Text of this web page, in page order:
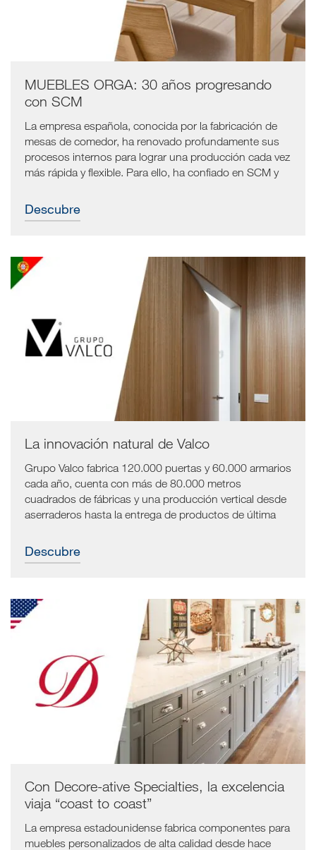
MUEBLES ORGA: 30 años progresando
con SCM
La empresa española, conocida por la fabricación de
mesas de comedor, ha renovado profundamente sus
procesos internos para lograr una producción cada vez
más rápida y flexible. Para ello, ha confiado en SCM y
lijadoras, sierras escuadradoras, centros de
mecanizado cnc y canteadoras.
Descubre
La innovación natural de Valco
Grupo Valco fabrica 120.000 puertas y 60.000 armarios
cada año, cuenta con más de 80.000 metros
cuadrados de fábricas y una producción vertical desde
aserraderos hasta la entrega de productos de última
Su relación con SCM y el distribuidor portugués
Lignotec es de larga data y ha sido estratégica en la
Descubre
Con Decore-ative Specialties, la excelencia
viaja “coast to coast”
La empresa estadounidense fabrica componentes para
muebles personalizados de alta calidad desde hace